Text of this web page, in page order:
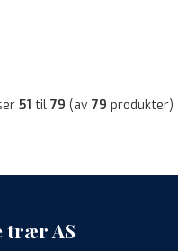
51 til 79 (av 79 produkter)
trær AS